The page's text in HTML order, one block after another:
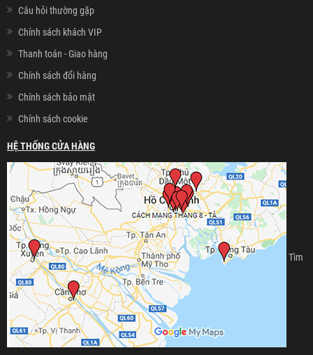
Câu hỏi thường gặp
Chính sách khách VIP
Thanh toán - Giao hàng
Chính sách đổi hàng
Chính sách bảo mật
Chính sách cookie
HỆ THỐNG CỬA HÀNG
Tìm